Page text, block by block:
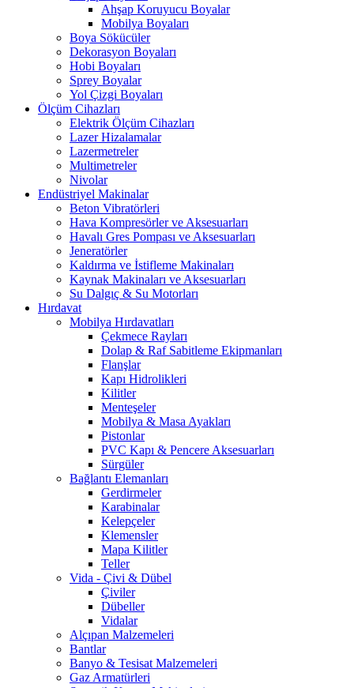
Ahşap Koruyucu Boyalar
Mobilya Boyaları
Boya Sökücüler
Dekorasyon Boyaları
Hobi Boyaları
Sprey Boyalar
Yol Çizgi Boyaları
Ölçüm Cihazları
Elektrik Ölçüm Cihazları
Lazer Hizalamalar
Lazermetreler
Multimetreler
Nivolar
Endüstriyel Makinalar
Beton Vibratörleri
Hava Kompresörler ve Aksesuarları
Havalı Gres Pompası ve Aksesuarları
Jeneratörler
Kaldırma ve İstifleme Makinaları
Kaynak Makinaları ve Aksesuarları
Su Dalgıç & Su Motorları
Hırdavat
Mobilya Hırdavatları
Çekmece Rayları
Dolap & Raf Sabitleme Ekipmanları
Flanşlar
Kapı Hidrolikleri
Kilitler
Menteşeler
Mobilya & Masa Ayakları
Pistonlar
PVC Kapı & Pencere Aksesuarları
Sürgüler
Bağlantı Elemanları
Gerdirmeler
Karabinalar
Kelepçeler
Klemensler
Mapa Kilitler
Teller
Vida - Çivi & Dübel
Çiviler
Dübeller
Vidalar
Alçıpan Malzemeleri
Bantlar
Banyo & Tesisat Malzemeleri
Gaz Armatürleri